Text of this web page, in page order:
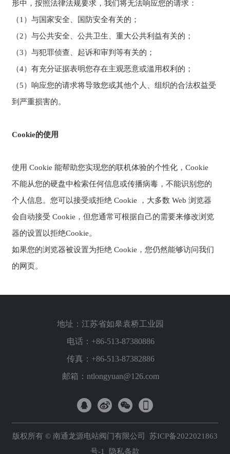
形中，按照法律法规要求，我们将无法响应您的请求：
（1）与国家安全、国防安全有关的；
（2）与公共安全、公共卫生、重大公共利益有关的；
（3）与犯罪侦查、起诉和审判等有关的；
（4）有充分证据表明您存在主观恶意或滥用权利的；
（5）响应您的请求将导致您或其他个人、组织的合法权益受
到严重损害的。
Cookie的使用
使用 Cookie 能帮助您实现您的联机体验的个性化，Cookie
不能从您的硬盘中检索任何信息或传播病毒，不能识别您的
个人信息。您可以接受或拒绝 Cookie ，大多数 Web 浏览器
会自动接受 Cookie，但您通常可根据自己的需要来修改浏览
器的设置以拒绝Cookie。
如果您的浏览器被设置为拒绝 Cookie，您仍然能够访问我们
的网页。
地址：江苏省如皋袁桥工业园
电话： +86-513-87380886
传真：+86-513-87382886
邮箱： ntlongyuan@126.com
版权所有 © 南通龙源电站阀门有限公司 苏ICP备2022021863
号-1
隐私条款